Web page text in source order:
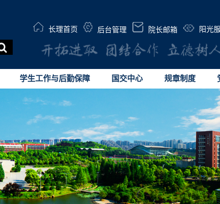
长理首页 后台管理 院长邮箱 阳光
学生工作与后勤保障 国交中心 规章制度